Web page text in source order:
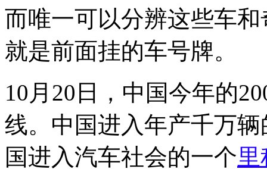
而唯一可以分辨这些车
就是前面挂的车号牌。
10月20日，中国今年的
线。中国进入年产千万
国进入汽车社会的一个里